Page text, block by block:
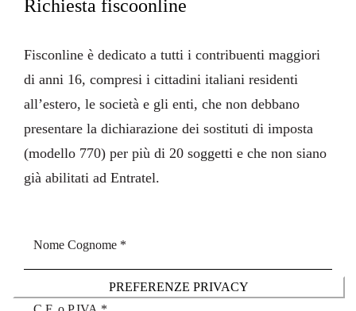
Richiesta fiscoonline
Fisconline è dedicato a tutti i contribuenti maggiori
di anni 16, compresi i cittadini italiani residenti
all’estero, le società e gli enti, che non debbano
presentare la dichiarazione dei sostituti di imposta
(modello 770) per più di 20 soggetti e che non siano
già abilitati ad Entratel.